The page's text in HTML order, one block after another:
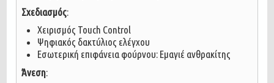
Σχεδιασμός:
Χειρισμός Touch Control
Ψηφιακός δακτύλιος ελέγχου
Εσωτερική επιφάνεια φούρνου: Εμαγιέ ανθρακίτης
Άνεση: